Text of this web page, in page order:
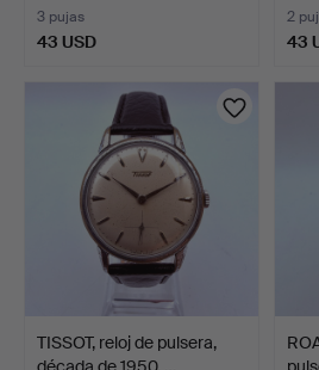
3 pujas
43 USD
2
43
TISSOT, reloj de pulsera,